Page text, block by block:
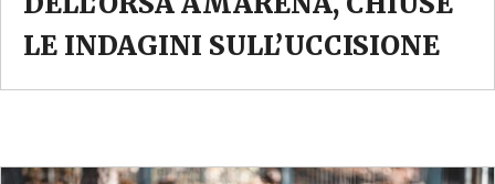
LE INDAGINI SULL’UCCISIONE